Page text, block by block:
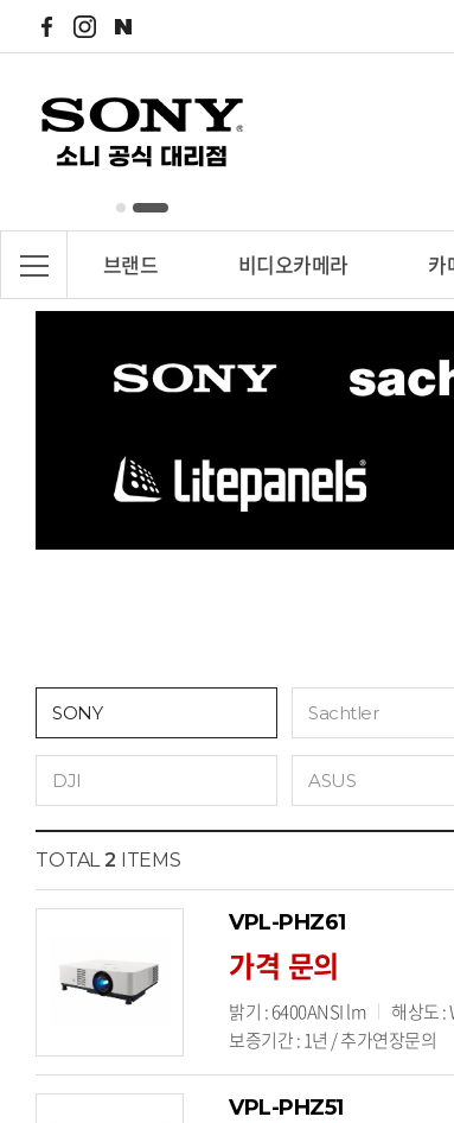
브랜드 비디오카메라 카
SONY Sachtler
DJI ASUS
TOTAL2 ITEMS
VPL-PHZ61
가격 문의
밝기 : 6400ANSI lm 해상도 :
보증기간 : 1년 / 추가연장문의
VPL-PHZ51